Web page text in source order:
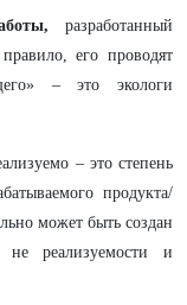
разработанный
его проводят
– это экологи
– это степень
продукта/
может быть создан
реализуемости и